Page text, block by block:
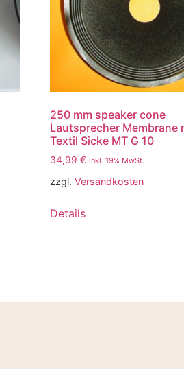
250 mm speaker cone
Lautsprecher Membrane
Textil Sicke MT G 10
34,99 € inkl. 19% MwSt.
zzgl. Versandkosten
Details